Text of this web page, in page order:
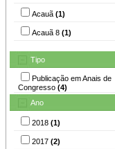
Acauã (1)
Acauã 8 (1)
Tipo
Publicação em Anais de
Congresso (4)
Ano
2018 (1)
2017 (2)